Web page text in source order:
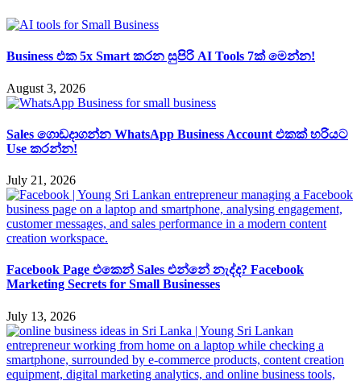
Business එක 5x Smart කරන සුපිරි AI Tools 7ක් මෙන්න!
August 3, 2026
Sales ගොඩදාගන්න WhatsApp Business Account එකක් හරියට
Use කරන්න!
July 21, 2026
Facebook Page එකෙන් Sales එන්නේ නැද්ද? Facebook
Marketing Secrets for Small Businesses
July 13, 2026